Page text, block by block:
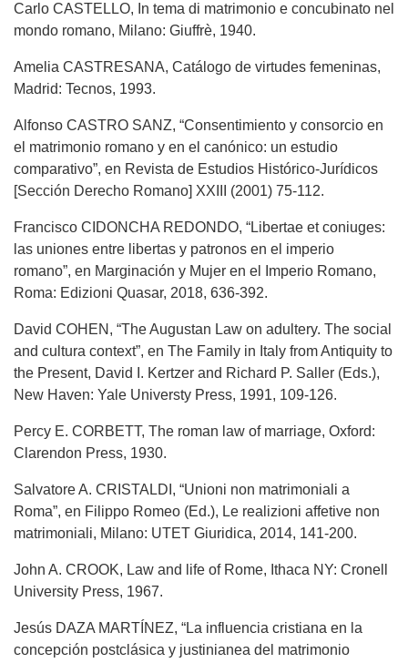
Carlo CASTELLO, In tema di matrimonio e concubinato nel
mondo romano, Milano: Giuffrè, 1940.
Amelia CASTRESANA, Catálogo de virtudes femeninas,
Madrid: Tecnos, 1993.
Alfonso CASTRO SANZ, “Consentimiento y consorcio en
el matrimonio romano y en el canónico: un estudio
comparativo”, en Revista de Estudios Histórico-Jurídicos
[Sección Derecho Romano] XXIII (2001) 75-112.
Francisco CIDONCHA REDONDO, “Libertae et coniuges:
las uniones entre libertas y patronos en el imperio
romano”, en Marginación y Mujer en el Imperio Romano,
Roma: Edizioni Quasar, 2018, 636-392.
David COHEN, “The Augustan Law on adultery. The social
and cultura context”, en The Family in Italy from Antiquity to
the Present, David I. Kertzer and Richard P. Saller (Eds.),
New Haven: Yale Universty Press, 1991, 109-126.
Percy E. CORBETT, The roman law of marriage, Oxford:
Clarendon Press, 1930.
Salvatore A. CRISTALDI, “Unioni non matrimoniali a
Roma”, en Filippo Romeo (Ed.), Le realizioni affetive non
matrimoniali, Milano: UTET Giuridica, 2014, 141-200.
John A. CROOK, Law and life of Rome, Ithaca NY: Cronell
University Press, 1967.
Jesús DAZA MARTÍNEZ, “La influencia cristiana en la
concepción postclásica y justinianea del matrimonio